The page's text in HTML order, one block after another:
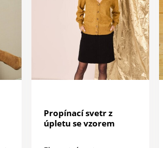
Propínací svetr z
úpletu se vzorem